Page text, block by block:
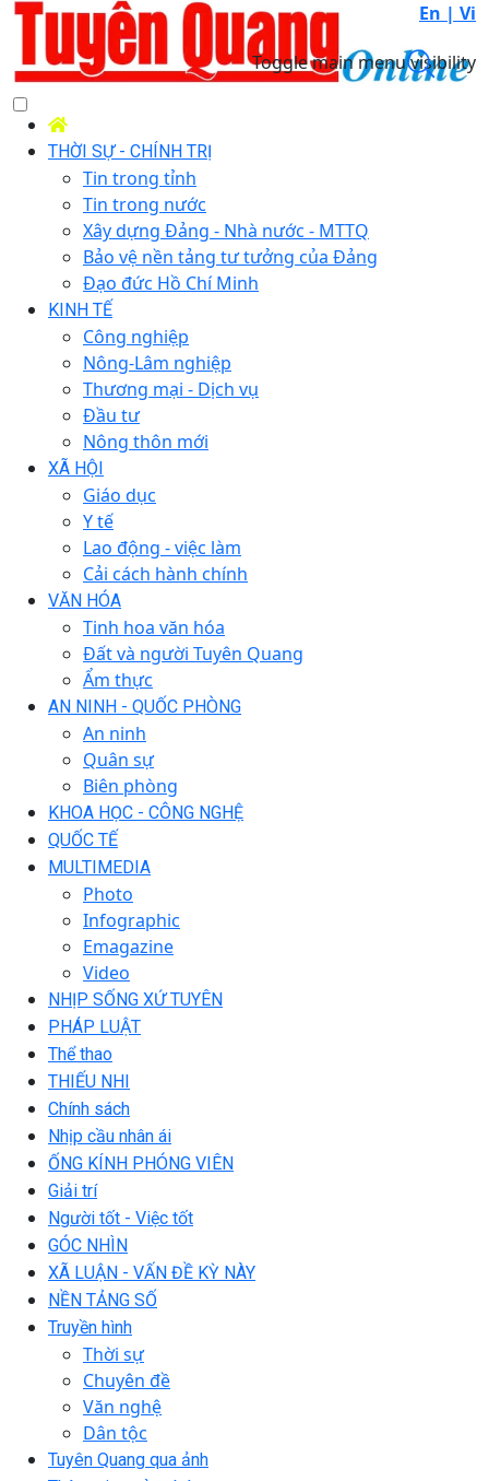
En | Vi
Toggle main menu visibility
THỜI SỰ - CHÍNH TRỊ
Tin trong tỉnh
Tin trong nước
Xây dựng Đảng - Nhà nước - MTTQ
Bảo vệ nền tảng tư tưởng của Đảng
Đạo đức Hồ Chí Minh
KINH TẾ
Công nghiệp
Nông-Lâm nghiệp
Thương mại - Dịch vụ
Đầu tư
Nông thôn mới
XÃ HỘI
Giáo dục
Y tế
Lao động - việc làm
Cải cách hành chính
VĂN HÓA
Tinh hoa văn hóa
Đất và người Tuyên Quang
Ẩm thực
AN NINH - QUỐC PHÒNG
An ninh
Quân sự
Biên phòng
KHOA HỌC - CÔNG NGHỆ
QUỐC TẾ
MULTIMEDIA
Photo
Infographic
Emagazine
Video
NHỊP SỐNG XỨ TUYÊN
PHÁP LUẬT
Thể thao
THIẾU NHI
Chính sách
Nhịp cầu nhân ái
ỐNG KÍNH PHÓNG VIÊN
Giải trí
Người tốt - Việc tốt
GÓC NHÌN
XÃ LUẬN - VẤN ĐỀ KỲ NÀY
NỀN TẢNG SỐ
Truyền hình
Thời sự
Chuyên đề
Văn nghệ
Dân tộc
Tuyên Quang qua ảnh